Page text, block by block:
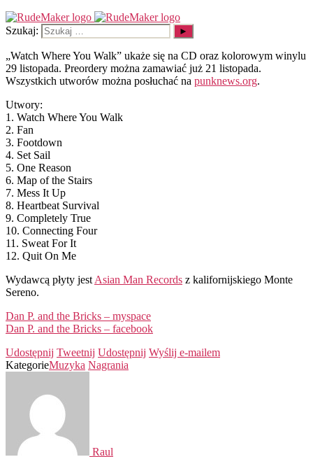
Szukaj:
„Watch Where You Walk” ukaże się na CD oraz kolorowym winylu
29 listopada. Preordery można zamawiać już 21 listopada.
Wszystkich utworów można posłuchać na punknews.org.
Utwory:
1. Watch Where You Walk
2. Fan
3. Footdown
4. Set Sail
5. One Reason
6. Map of the Stairs
7. Mess It Up
8. Heartbeat Survival
9. Completely True
10. Connecting Four
11. Sweat For It
12. Quit On Me
Wydawcą płyty jest Asian Man Records z kalifornijskiego Monte
Sereno.
Dan P. and the Bricks – myspace
Dan P. and the Bricks – facebook
Udostępnij Tweetnij Udostępnij Wyślij e-mailem
KategorieMuzyka Nagrania
Raul